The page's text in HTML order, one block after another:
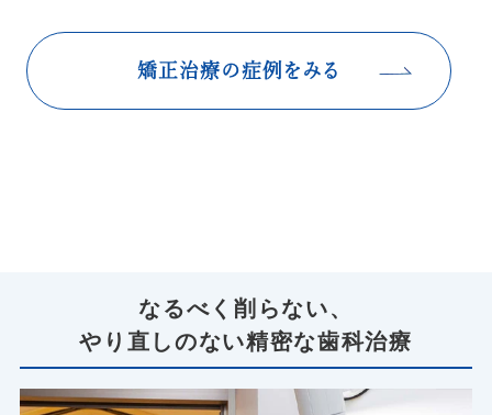
矯正治療の症例をみる
なるべく削らない、
やり直しのない精密な歯科治療